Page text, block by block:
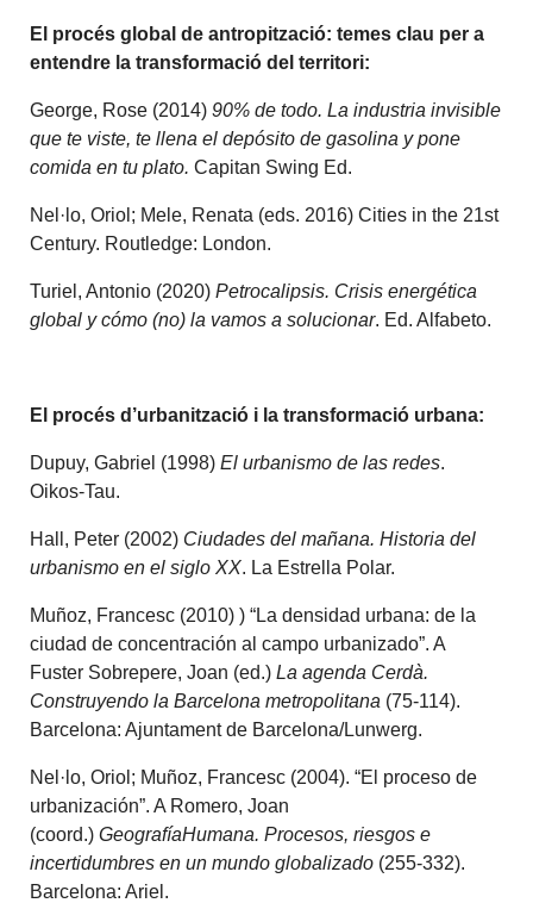
El procés global de antropització: temes clau per a
entendre la transformació del territori:
George, Rose (2014)90% de todo. La industria invisible
que te viste, te llena el depósito de gasolina y pone
comida en tu plato.Capitan Swing Ed.
Nel·lo, Oriol; Mele, Renata (eds. 2016) Cities in the 21st
Century. Routledge: London.
Turiel, Antonio (2020)Petrocalipsis. Crisis energética
global y cómo (no) la vamos a solucionar. Ed. Alfabeto.
El procés d’urbanització i la transformació urbana:
Dupuy, Gabriel (1998)El urbanismo de las redes.
Oikos-Tau.
Hall, Peter (2002) Ciudades del mañana. Historia del
urbanismo en el siglo XX. La Estrella Polar.
Muñoz, Francesc (2010) ) “La densidad urbana: de la
ciudad de concentración al campo urbanizado”. A
Fuster Sobrepere, Joan (ed.)La agenda Cerdà.
Construyendo la Barcelona metropolitana (75-114).
Barcelona: Ajuntament de Barcelona/Lunwerg.
Nel·lo, Oriol; Muñoz, Francesc (2004). “El proceso de
urbanización”. A Romero, Joan
(coord.)GeografíaHumana. Procesos, riesgos e
incertidumbres en un mundo globalizado (255-332).
Barcelona: Ariel.